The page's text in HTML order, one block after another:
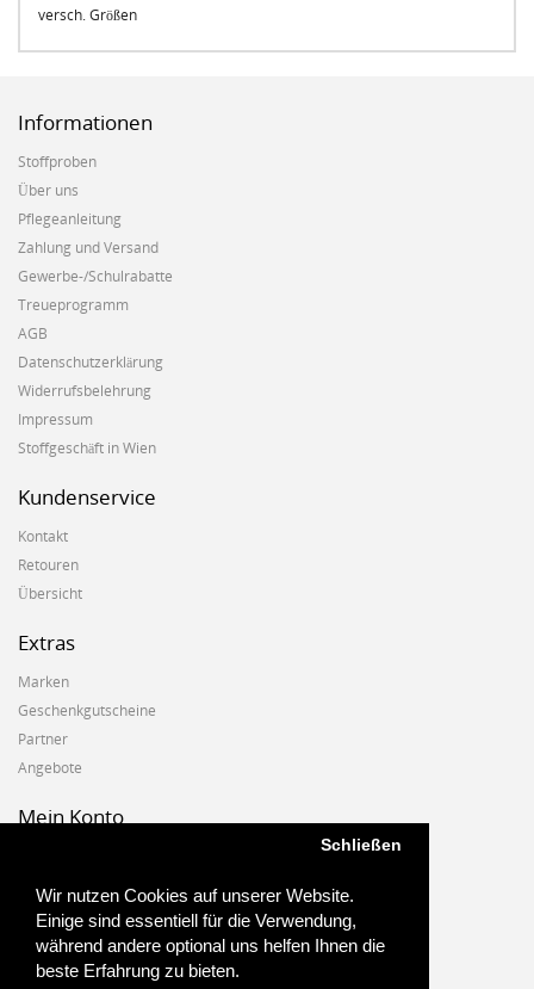
Wir nutzen Cookies auf unserer Website.
Einige sind essentiell für die Verwendung,
während andere optional uns helfen Ihnen die
beste Erfahrung zu bieten.
Schließen
versch. Größen
Informationen
Stoffproben
Über uns
Pflegeanleitung
Zahlung und Versand
Gewerbe-/Schulrabatte
Treueprogramm
AGB
Datenschutzerklärung
Widerrufsbelehrung
Impressum
Stoffgeschäft in Wien
Kundenservice
Kontakt
Retouren
Übersicht
Extras
Marken
Geschenkgutscheine
Partner
Angebote
Mein Konto
Auftragshistorie
Wunschzettel
Newsletter